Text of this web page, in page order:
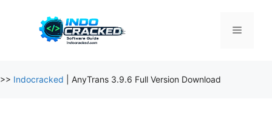
Menu
>> Indocracked AnyTrans 3.9.6 Full Version Download